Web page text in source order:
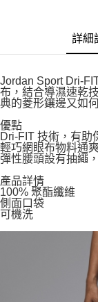
詳細
Jordan Sport Dri-
布，結合導濕速乾
典的菱形鑲邊又如
優點
Dri-FIT 技術，有助
輕巧網眼布物料通
彈性腰頭設有抽繩
產品詳情
100% 聚酯纖維
側面口袋
可機洗